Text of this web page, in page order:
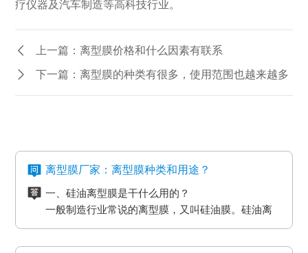
疗仪器及汽车制造等高科技行业。
上一篇：离型膜价格和什么因素有联系
下一篇：离型膜的种类有很多，使用范围也越来越多
离型膜厂家：离型膜种类和用途？
一、硅油离型膜是干什么用的？
一般制造行业常说的离型膜，又叫硅油膜。硅油离
型膜应用分成两类：模切制造行业的应用和石墨制